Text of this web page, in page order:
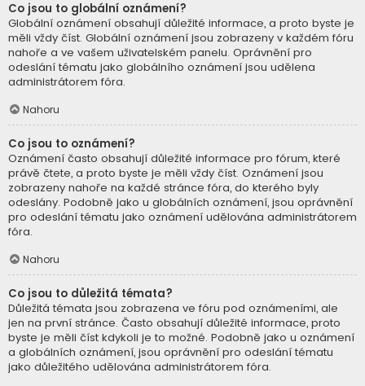
Co jsou to globální oznámení?
Globální oznámení obsahují důležité informace, a proto byste je
měli vždy číst. Globální oznámení jsou zobrazeny v každém fóru
nahoře a ve vašem uživatelském panelu. Oprávnění pro
odeslání tématu jako globálního oznámení jsou udělena
administrátorem fóra.
Nahoru
Co jsou to oznámení?
Oznámení často obsahují důležité informace pro fórum, které
právě čtete, a proto byste je měli vždy číst. Oznámení jsou
zobrazeny nahoře na každé stránce fóra, do kterého byly
odeslány. Podobně jako u globálních oznámení, jsou oprávnění
pro odeslání tématu jako oznámení udělována administrátorem
fóra.
Nahoru
Co jsou to důležitá témata?
Důležitá témata jsou zobrazena ve fóru pod oznámeními, ale
jen na první stránce. Často obsahují důležité informace, proto
byste je měli číst kdykoli je to možné. Podobně jako u oznámení
a globálních oznámení, jsou oprávnění pro odeslání tématu
jako důležitého udělována administrátorem fóra.